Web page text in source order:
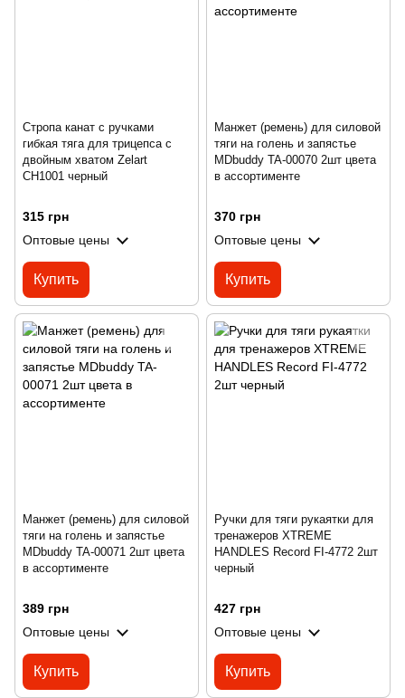
Стропа канат с ручками
гибкая тяга для трицепса с
двойным хватом Zelart
CH1001 черный
315 грн
Оптовые цены
Купить
Манжет (ремень) для силовой
тяги на голень и запястье
MDbuddy TA-00070 2шт цвета
в ассортименте
370 грн
Оптовые цены
Купить
Манжет (ремень) для силовой
тяги на голень и запястье
MDbuddy TA-00071 2шт цвета
в ассортименте
389 грн
Оптовые цены
Купить
Ручки для тяги рукаятки для
тренажеров XTREME
HANDLES Record FI-4772 2шт
черный
427 грн
Оптовые цены
Купить